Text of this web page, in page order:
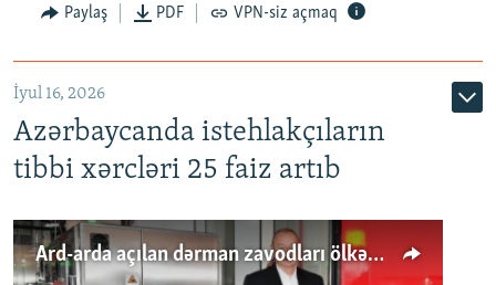
Paylaş PDF VPN-siz açmaq
İyul 16, 2026
Azərbaycanda istehlakçıların
tibbi xərcləri 25 faiz artıb
Ard-arda açılan dərman zavodları ölkənin tələbatını ödəyirmi?